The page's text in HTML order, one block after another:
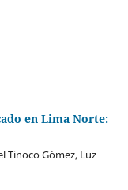
en Lima Norte:
Tinoco Gómez, Luz